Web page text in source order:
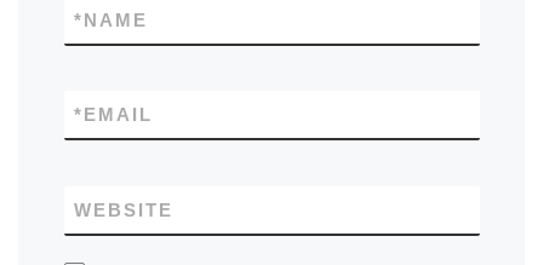
NAME
*
EMAIL
*
WEBSITE